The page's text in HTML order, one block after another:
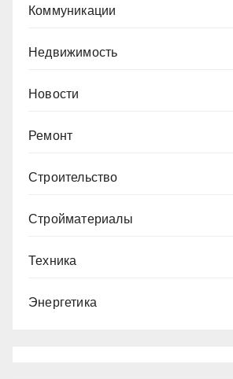
Коммуникации
Недвижимость
Новости
Ремонт
Строительство
Стройматериалы
Техника
Энергетика